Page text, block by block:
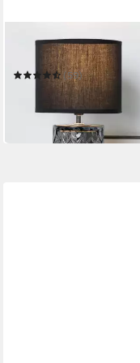
PAULEEN
Tischleuchte Crystal
(59)
29,99 € UVP33,99 €
-12%
in 2-3 Werktagen bei dir